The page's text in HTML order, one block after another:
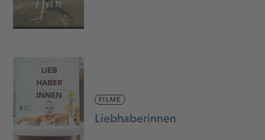
FILME
Liebhaberinnen